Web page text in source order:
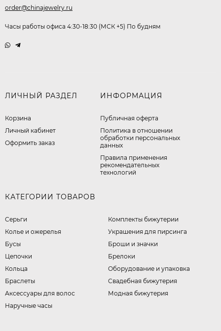
order@chinajewelry.ru
Часы работы офиса 4:30-18:30 (МСК +5) По будням
ЛИЧНЫЙ РАЗДЕЛ
Корзина
Личный кабинет
Оформить заказ
ИНФОРМАЦИЯ
Публичная оферта
​Политика в отношении
обработки персональных
данных
Правила применения
рекомендательных
технологий
КАТЕГОРИИ ТОВАРОВ
Серьги
Колье и ожерелья
Бусы
Цепочки
Кольца
Браслеты
Аксессуары для волос
Наручные часы
Комплекты бижутерии
Украшения для пирсинга
Броши и значки
Брелоки
Оборудование и упаковка
Свадебная бижутерия
Модная бижутерия